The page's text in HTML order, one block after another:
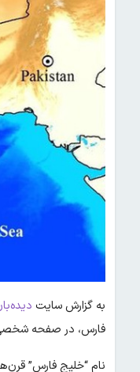
به گزارش سایت
فارس، در صفحه
نام “خلیج فارس”